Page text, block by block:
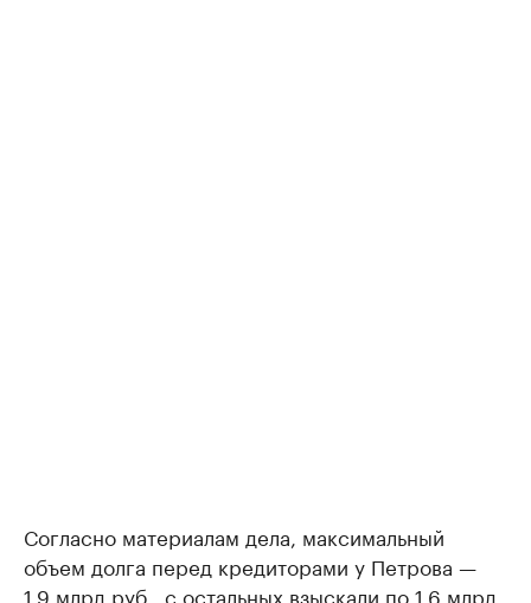
Согласно материалам дела, максимальный
объем долга перед кредиторами у Петрова —
1,9 млрд руб., с остальных взыскали по 1,6 млрд